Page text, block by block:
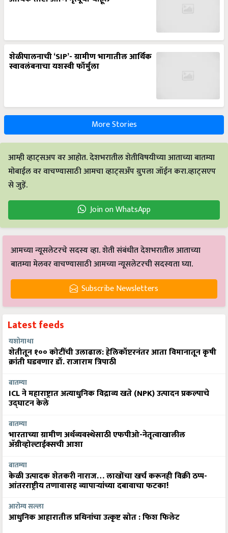
शेळीपालनाची ‘SIP’- ग्रामीण भागातील आर्थिक
स्वावलंबनाचा यशस्वी फॉर्मुला
More Stories
आम्ही व्हाट्सअप वर आहोत. देशभरातील शेतीविषयीच्या आताच्या बातम्या
मोबाईल वर वाचण्यासाठी आमचा व्हाट्सअँप ग्रुपला जॉईन करा.व्हाट्सएप
से जुड़ें.
Join on WhatsApp
आमच्या न्यूसलेटरचे सदस्य व्हा. शेती संबंधीत देशभरातील आताच्या
बातम्या मेलवर वाचण्यासाठी आमच्या न्यूसलेटरची सदस्यता घ्या.
Subscribe Newsletters
Latest feeds
यशोगाथा
शेतीतून १०० कोटींची उलाढाल: हेलिकॉप्टरनंतर आता विमानातून कृषी
क्रांती घडवणार डॉ. राजाराम त्रिपाठी
बातम्या
ICL ने महाराष्ट्रात अत्याधुनिक विद्राव्य खते (NPK) उत्पादन प्रकल्पाचे
उद्घाटन केले
बातम्या
भारताच्या ग्रामीण अर्थव्यवस्थेसाठी एफपीओ-नेतृत्वाखालील
अ‍ॅग्रीव्होल्टाईक्सची आशा
बातम्या
केळी उत्पादक शेतकरी नाराज… लाखोंचा खर्च करूनही विक्री ठप्प-
आंतरराष्ट्रीय तणावासह व्यापाऱ्यांच्या दबावाचा फटका!
आरोग्य सल्ला
आधुनिक आहारातील प्रथिनांचा उत्कृष्ट स्रोत : फिश फिलेट